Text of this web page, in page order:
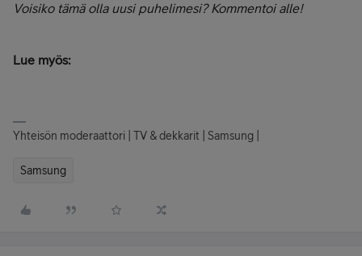
Voisiko tämä olla uusi puhelimesi? Kommentoi alle!
Lue myös:
Yhteisön moderaattori | TV & dekkarit | Samsung |
Samsung